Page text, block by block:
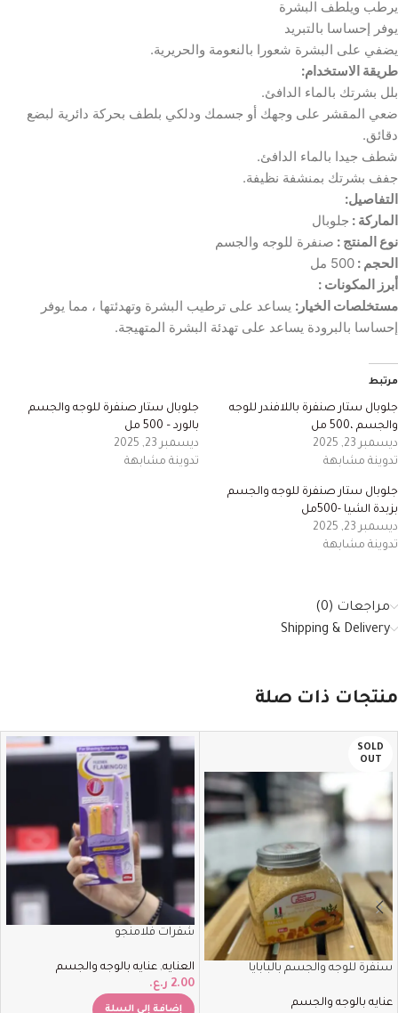
يرطب ويلطف البشرة
يوفر إحساسا بالتبريد
يضفي على البشرة شعورا بالنعومة والحريرية.
طريقة الاستخدام:
بلل بشرتك بالماء الدافئ.
ضعي المقشر على وجهك أو جسمك ودلكي بلطف بحركة دائرية لبضع
دقائق.
شطف جيدا بالماء الدافئ.
جفف بشرتك بمنشفة نظيفة.
التفاصيل:
الماركة : جلوبال
نوع المنتج : صنفرة للوجه والجسم
الحجم : 500 مل
أبرز المكونات :
مستخلصات الخيار: يساعد على ترطيب البشرة وتهدئتها ، مما يوفر
إحساسا بالبرودة يساعد على تهدئة البشرة المتهيجة.
مرتبط
جلوبال ستار صنفرة باللافندر للوجه
والجسم ،500 مل
ديسمبر 23, 2025
تدوينة مشابهة
جلوبال ستار صنفرة للوجه والجسم
بالورد – 500 مل
ديسمبر 23, 2025
تدوينة مشابهة
جلوبال ستار صنفرة للوجه والجسم
بزبدة الشيا -500مل
ديسمبر 23, 2025
تدوينة مشابهة
مراجعات (0)
Shipping & Delivery
منتجات ذات صلة
SOLD
OUT
سنفرة للوجه والجسم بالبابايا
عنايه بالوجه والجسم
شفرات فلامنجو
العنايه, عنايه بالوجه والجسم
2.00 ر.ع.
إضافة إلى السلة